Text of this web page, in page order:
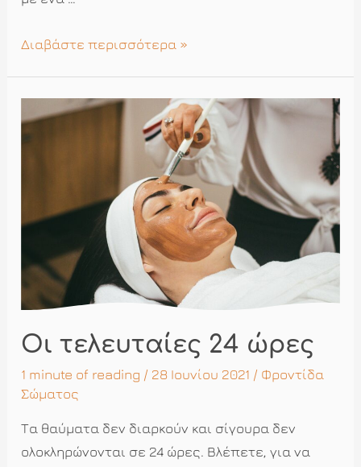
Δείξτε
επιμονή…
Διαβάστε περισσότερα »
Οι τελευταίες 24 ώρες
1 minute of reading / 28 Ιουνίου 2021 / Φροντίδα
Σώματος
Τα θαύματα δεν διαρκούν και σίγουρα δεν
ολοκληρώνονται σε 24 ώρες. Βλέπετε, για να